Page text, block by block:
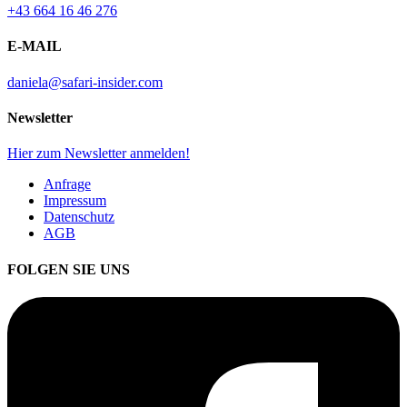
+43 664 16 46 276
E-MAIL
daniela@safari-insider.com
Newsletter
Hier zum Newsletter anmelden!
Anfrage
Impressum
Datenschutz
AGB
FOLGEN SIE UNS